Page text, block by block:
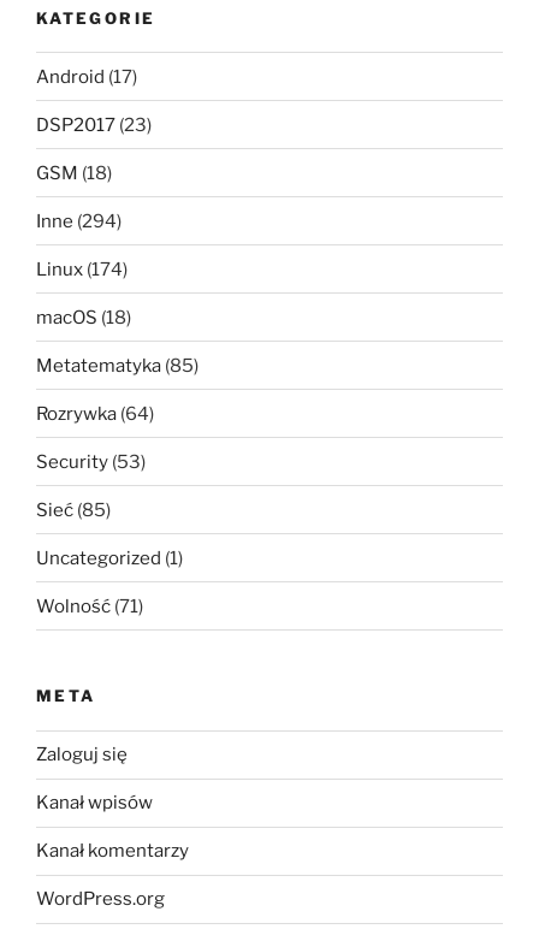
KATEGORIE
Android (17)
DSP2017 (23)
GSM (18)
Inne (294)
Linux (174)
macOS (18)
Metatematyka (85)
Rozrywka (64)
Security (53)
Sieć (85)
Uncategorized (1)
Wolność (71)
META
Zaloguj się
Kanał wpisów
Kanał komentarzy
WordPress.org